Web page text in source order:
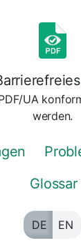
UA
werden.
Glossar
DE EN